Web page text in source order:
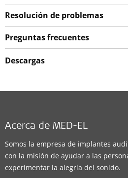
Resolución de problemas
Preguntas frecuentes
Descargas
Acerca de MED-EL
Somos la empresa de implantes
con la misión de ayudar a las
experimentar la alegría del sonido.